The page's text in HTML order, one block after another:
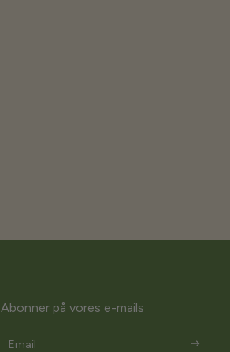
Abonner på vores e-mails
Email